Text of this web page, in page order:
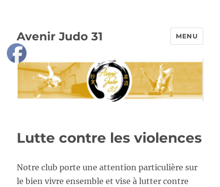
Avenir Judo 31 MENU
Lutte contre les violences
Notre club porte une attention particulière sur
le bien vivre ensemble et vise à lutter contre